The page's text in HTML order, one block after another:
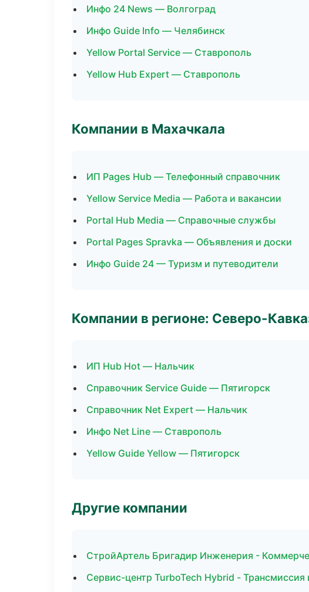
Инфо 24 News — Волгоград
Инфо Guide Info — Челябинск
Yellow Portal Service — Ставрополь
Yellow Hub Expert — Ставрополь
Компании в Махачкала
ИП Pages Hub — Телефонный справочник
Yellow Service Media — Работа и вакансии
Portal Hub Media — Справочные службы
Portal Pages Spravka — Объявления и доски
Инфо Guide 24 — Туризм и путеводители
Компании в регионе: Северо-
ИП Hub Hot — Нальчик
Справочник Service Guide — Пятигорск
Справочник Net Expert — Нальчик
Инфо Net Line — Ставрополь
Yellow Guide Yellow — Пятигорск
Другие компании
СтройАртель Бригадир Инженерия -
Сервис-центр TurboTech Hybrid - Трансмиссия